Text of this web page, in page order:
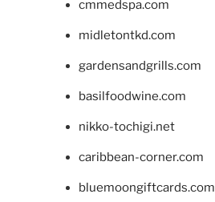
cmmedspa.com
midletontkd.com
gardensandgrills.com
basilfoodwine.com
nikko-tochigi.net
caribbean-corner.com
bluemoongiftcards.com